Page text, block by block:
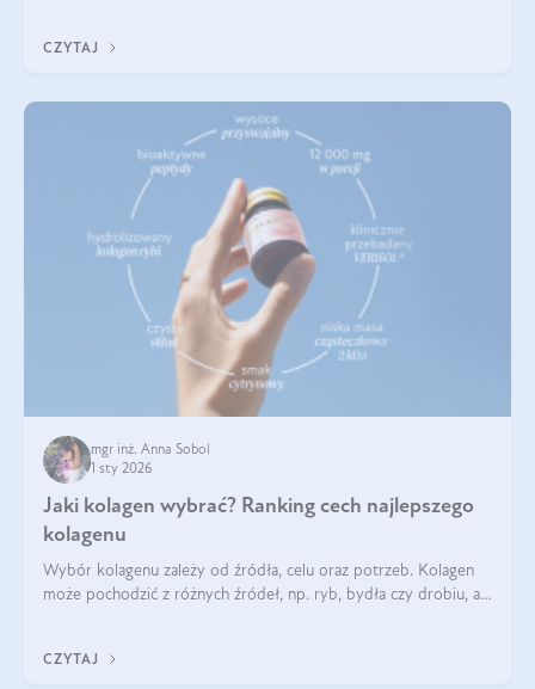
CZYTAJ
mgr inż. Anna Sobol
1 sty 2026
Jaki kolagen wybrać? Ranking cech najlepszego
kolagenu
Wybór kolagenu zależy od źródła, celu oraz potrzeb. Kolagen
może pochodzić z różnych źródeł, np. ryb, bydła czy drobiu, a
bydlęcy.
CZYTAJ